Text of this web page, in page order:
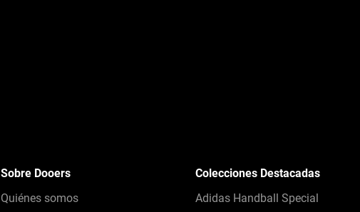
Sobre Dooers
Quiénes somos
Colecciones Destacadas
Adidas Handball Special